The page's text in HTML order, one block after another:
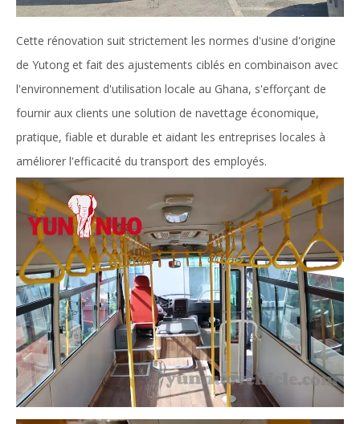
Cette rénovation suit strictement les normes d'usine d'origine
de Yutong et fait des ajustements ciblés en combinaison avec
l'environnement d'utilisation locale au Ghana, s'efforçant de
fournir aux clients une solution de navettage économique,
pratique, fiable et durable et aidant les entreprises locales à
améliorer l'efficacité du transport des employés.